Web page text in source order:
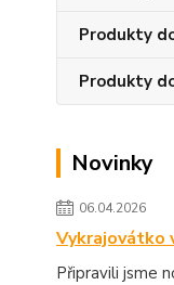
Produkty
Produkty
Novinky
06.04.2026
Vykrajovátko
Připravili jsme